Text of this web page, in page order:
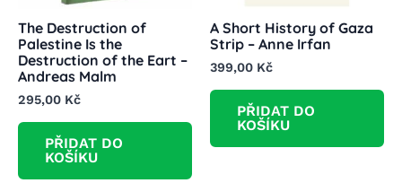
The Destruction of
Palestine Is the
Destruction of the Eart –
Andreas Malm
295,00 Kč
PŘIDAT DO
KOŠÍKU
A Short History of Gaza
Strip – Anne Irfan
399,00 Kč
PŘIDAT DO
KOŠÍKU